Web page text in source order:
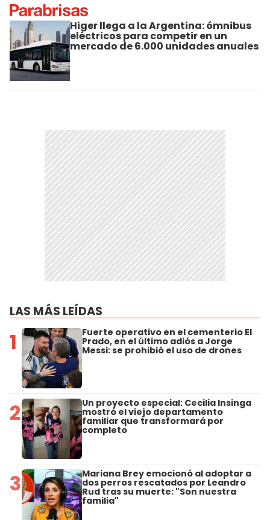
Higer llega a la Argentina: ómnibus
eléctricos para competir en un
mercado de 6.000 unidades anuales
LAS MÁS LEÍDAS
1 Fuerte operativo en el cementerio El
Prado, en el último adiós a Jorge
Messi: se prohibió el uso de drones
2 Un proyecto especial: Cecilia Insinga
mostró el viejo departamento
familiar que transformará por
completo
3 Mariana Brey emocionó al adoptar a
dos perros rescatados por Leandro
Rud tras su muerte: "Son nuestra
familia"